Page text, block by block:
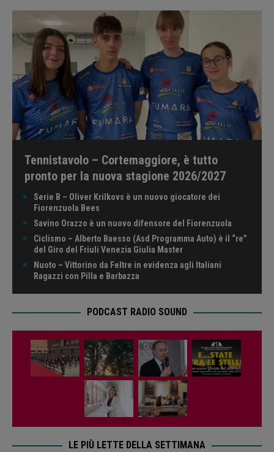
Tennistavolo – Cortemaggiore, è tutto
pronto per la nuova stagione 2026/2027
Serie B – Oliver Krilkovs è un nuovo giocatore dei
Fiorenzuola Bees
Savino Orazzo è un nuovo difensore del Fiorenzuola
Ciclismo – Alberto Baesso (Asd Programma Auto) è il “re”
del Giro del Friuli Venezia Giulia Master
Nuoto – Vittorino da Feltre in evidenza agli Italiani
Ragazzi con Pilla e Barbazza
PODCAST RADIO SOUND
LE PIÙ LETTE DELLA SETTIMANA